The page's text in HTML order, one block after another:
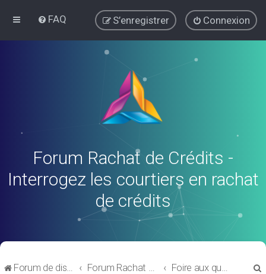
FAQ Connexion
S’enregistrer
Forum Rachat de Crédits -
Interrogez les courtiers en rachat
de crédits
Forum de discussions sur le Regroupement de Crédits et le Rachat de Crédits Forum Rachat de Crédits Foire aux questions (Questions posées fréquemment)